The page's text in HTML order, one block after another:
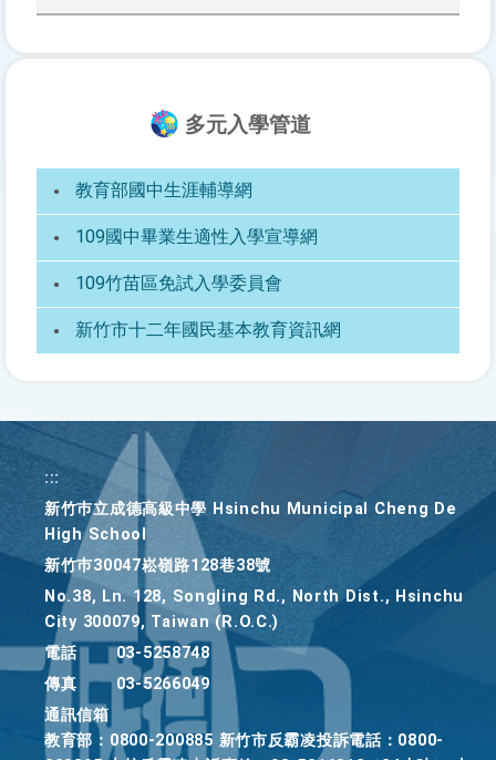
查
多元入學管道
教育部國中生涯輔導網
109國中畢業生適性入學宣導網
109竹苗區免試入學委員會
新竹市十二年國民基本教育資訊網
:::
新竹巿立成德高級中學 Hsinchu Municipal Cheng De
High School
新竹巿30047崧嶺路128巷38號
No.38, Ln. 128, Songling Rd., North Dist., Hsinchu
City 300079, Taiwan (R.O.C.)
電話
03-5258748
傳真
03-5266049
通訊信箱
教育部：0800-200885 新竹市反霸凌投訴電話：0800-